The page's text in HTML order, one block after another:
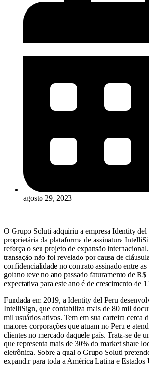
agosto 29, 2023
O Grupo Soluti adquiriu a empresa Identity del
proprietária da plataforma de assinatura
reforça o seu projeto de expansão
transação não foi revelado por causa de
confidencialidade no contrato assinado entre
goiano teve no ano passado faturamento de
expectativa para este ano é de crescimento de
Fundada em 2019, a Identity del Peru
IntelliSign, que contabiliza mais de 80 mil
mil usuários ativos. Tem em sua carteira cerca
maiores corporações que atuam no Peru e
clientes no mercado daquele país. Trata-se de
que representa mais de 30% do market share
eletrônica. Sobre a qual o Grupo Soluti
expandir para toda a América Latina e Estados